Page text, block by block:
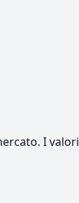
I valori